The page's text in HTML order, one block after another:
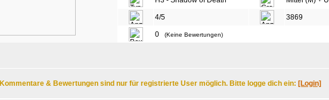
4/5 3869
0 (Keine Bewertungen)
Kommentare & Bewertungen sind nur für registrierte User möglich. Bitte logge dich ein: [Login]